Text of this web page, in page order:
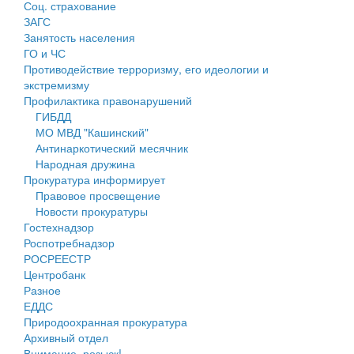
Персональные данные
Оценка регулирующего воздействия
Деятельность МУ
Нормативы градостроительного проектирования
Правила землепользования и застройки
Генеральные планы
Проекты планировки территории
Собрание депутатов
Городское поселение
Сельские поселения
Соц. страхование
ЗАГС
Занятость населения
ГО и ЧС
Противодействие терроризму, его идеологии и
экстремизму
Профилактика правонарушений
ГИБДД
МО МВД "Кашинский"
Антинаркотический месячник
Народная дружина
Прокуратура информирует
Правовое просвещение
Новости прокуратуры
Гостехнадзор
Роспотребнадзор
РОСРЕЕСТР
Центробанк
Разное
ЕДДС
Природоохранная прокуратура
Архивный отдел